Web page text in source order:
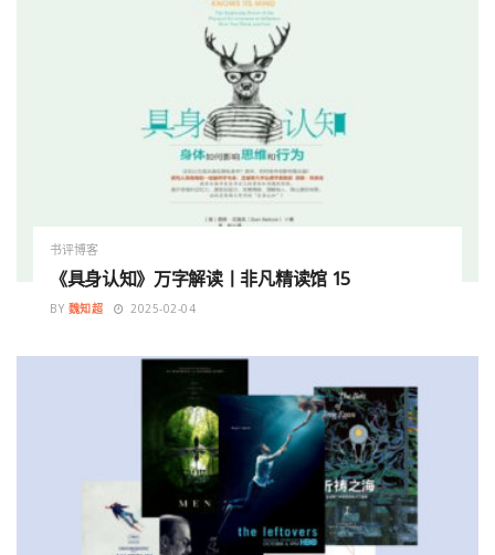
书评博客
《具身认知》万字解读丨非凡精读馆 15
BY 魏知超 2025-02-04